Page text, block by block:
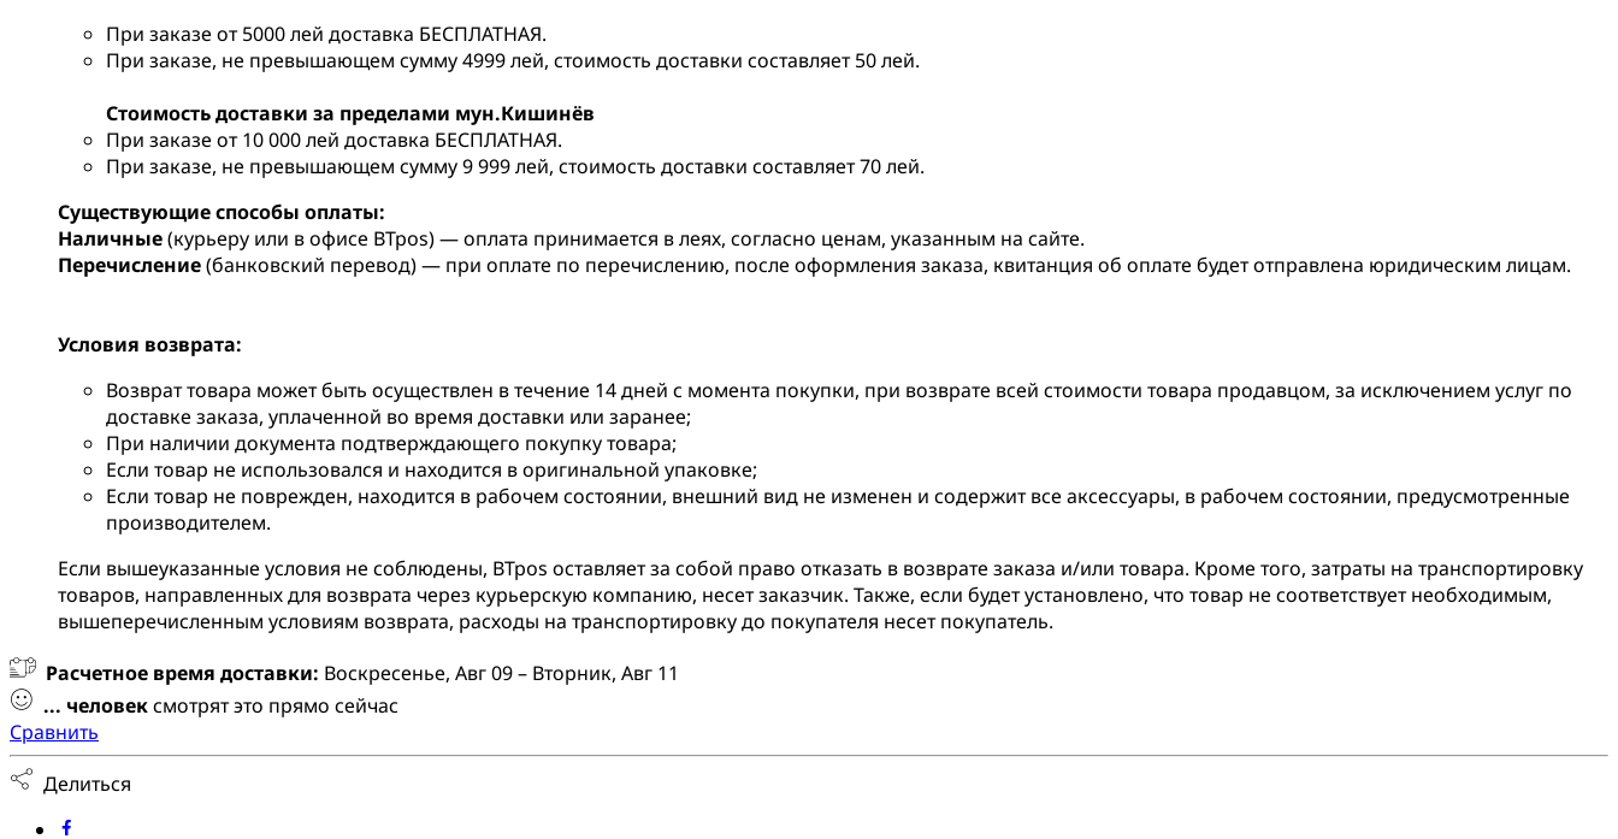
При заказе от 5000 лей доставка БЕСПЛАТНАЯ.
При заказе, не превышающем сумму 4999 лей, стоимость доставки составляет 50 лей.
Стоимость доставки за пределами мун.Кишинёв
При заказе от 10 000 лей доставка БЕСПЛАТНАЯ.
При заказе, не превышающем сумму 9 999 лей, стоимость доставки составляет 70 лей.
Существующие способы оплаты:
Наличные(курьеру или в офисе BTpos) — оплата принимается в леях, согласно ценам, указанным на сайте.
Перечисление(банковский перевод) — при оплате по перечислению, после оформления заказа, квитанция об оплате будет отправлена юридическим лицам.
Условия возврата:
Возврат товара может быть осуществлен в течение 14 дней с момента покупки, при возврате всей стоимости товара продавцом, за исключением услуг по
доставке заказа, уплаченной во время доставки или заранее;
При наличии документа подтверждающего покупку товара;
Если товар не использовался и находится в оригинальной упаковке;
Если товар не поврежден, находится в рабочем состоянии, внешний вид не изменен и содержит все аксессуары, в рабочем состоянии, предусмотренные
производителем.
Если вышеуказанные условия не соблюдены, BTpos оставляет за собой право отказать в возврате заказа и/или товара. Кроме того, затраты на транспортировку
товаров, направленных для возврата через курьерскую компанию, несет заказчик. Также, если будет установлено, что товар не соответствует необходимым,
вышеперечисленным условиям возврата, расходы на транспортировку до покупателя несет покупатель.
Расчетное время доставки: Воскресенье, Авг 09 – Вторник, Авг 11
... человексмотрят это прямо сейчас
Сравнить
Делиться